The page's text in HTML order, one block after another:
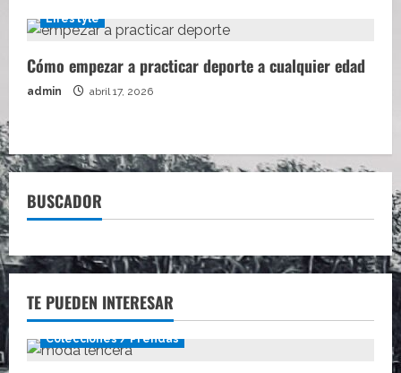
Lifestyle
Cómo empezar a practicar deporte a cualquier edad
admin abril 17, 2026
BUSCADOR
TE PUEDEN INTERESAR
Colecciones / Prendas